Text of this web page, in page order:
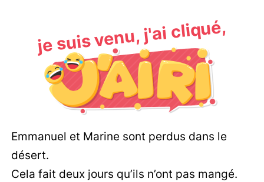
je suis venu, j'ai cliqué,
Emmanuel et Marine sont perdus dans le
désert.
Cela fait deux jours qu’ils n’ont pas mangé.